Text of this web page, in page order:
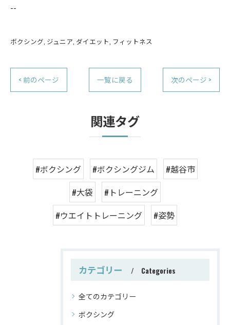
--
ボクシング ジュニア ダイエット フィットネス
< 前のページ 一覧に戻る 次のページ >
関連タグ
#ボクシング #ボクシングジム
#越谷市
#大袋
#トレーニング
#ウエイトトレーニング
#姿勢
カテゴリー Categories
全てのカテゴリー
ボクシング